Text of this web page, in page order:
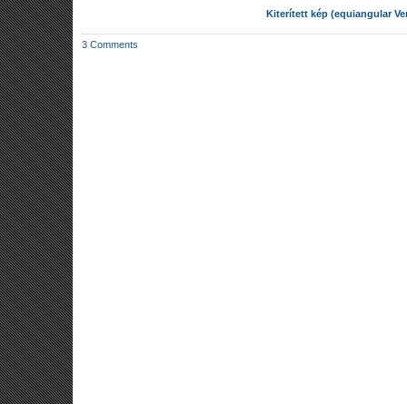
Kiterített kép (equiangular
3 Comments